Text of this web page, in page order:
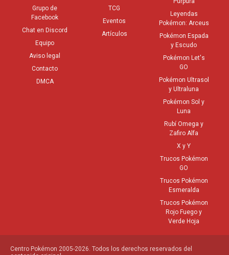
Grupo de
Facebook
Chat en Discord
Equipo
Aviso legal
Contacto
DMCA
TCG
Eventos
Artículos
Leyendas
Pokémon: Arceus
Pokémon Espada
y Escudo
Pokémon Let's
GO
Pokémon Ultrasol
y Ultraluna
Pokémon Sol y
Luna
Rubí Omega y
Zafiro Alfa
X y Y
Trucos Pokémon
GO
Trucos Pokémon
Esmeralda
Trucos Pokémon
Rojo Fuego y
Verde Hoja
Centro Pokémon 2005-2026. Todos los derechos reservados del